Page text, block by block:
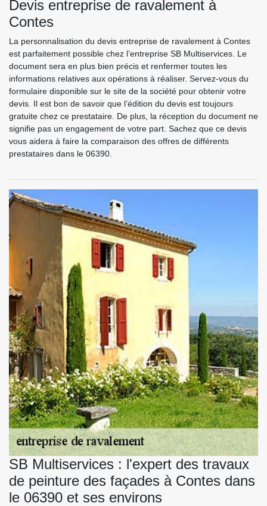
Devis entreprise de ravalement à
Contes
La personnalisation du devis entreprise de ravalement à Contes
est parfaitement possible chez l’entreprise SB Multiservices. Le
document sera en plus bien précis et renfermer toutes les
informations relatives aux opérations à réaliser. Servez-vous du
formulaire disponible sur le site de la société pour obtenir votre
devis. Il est bon de savoir que l’édition du devis est toujours
gratuite chez ce prestataire. De plus, la réception du document ne
signifie pas un engagement de votre part. Sachez que ce devis
vous aidera à faire la comparaison des offres de différents
prestataires dans le 06390.
SB Multiservices : l'expert des travaux
de peinture des façades à Contes dans
le 06390 et ses environs